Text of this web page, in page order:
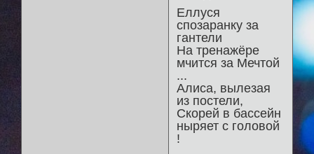
Еллуся
спозаранку за
гантели
На тренажёре
мчится за Мечтой
...
Алиса, вылезая
из постели,
Скорей в бассейн
ныряет с головой
!